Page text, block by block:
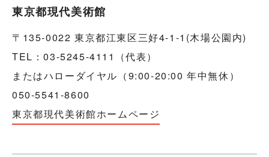
東京都現代美術館
〒135-0022 東京都江東区三好4-1-1(木場公園内)
TEL：03-5245-4111（代表）
またはハローダイヤル（9:00-20:00 年中無休）
050-5541-8600
東京都現代美術館ホームページ